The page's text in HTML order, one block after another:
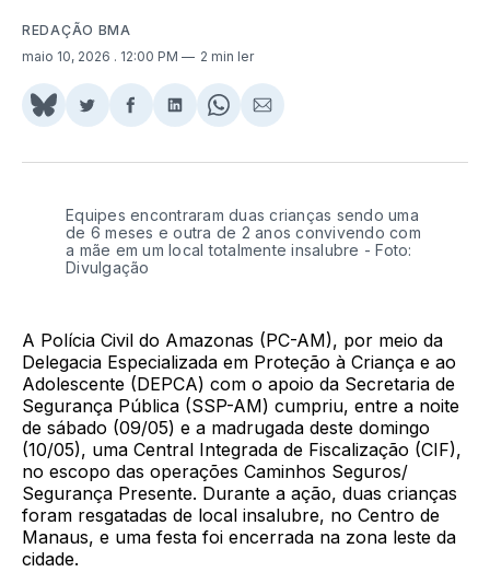
REDAÇÃO BMA
maio 10, 2026 . 12:00 PM 2 min ler
Share
BlueSky
Compartilhar
Twitter
Compartilhar
Facebook
Compartilhar
LinkedIn
Share
WhatsApp
Compartilhar
Email
Equipes encontraram duas crianças sendo uma
de 6 meses e outra de 2 anos convivendo com
a mãe em um local totalmente insalubre - Foto:
Divulgação
A Polícia Civil do Amazonas (PC-AM), por meio da
Delegacia Especializada em Proteção à Criança e ao
Adolescente (DEPCA) com o apoio da Secretaria de
Segurança Pública (SSP-AM) cumpriu, entre a noite
de sábado (09/05) e a madrugada deste domingo
(10/05), uma Central Integrada de Fiscalização (CIF),
no escopo das operações Caminhos Seguros/
Segurança Presente. Durante a ação, duas crianças
foram resgatadas de local insalubre, no Centro de
Manaus, e uma festa foi encerrada na zona leste da
cidade.